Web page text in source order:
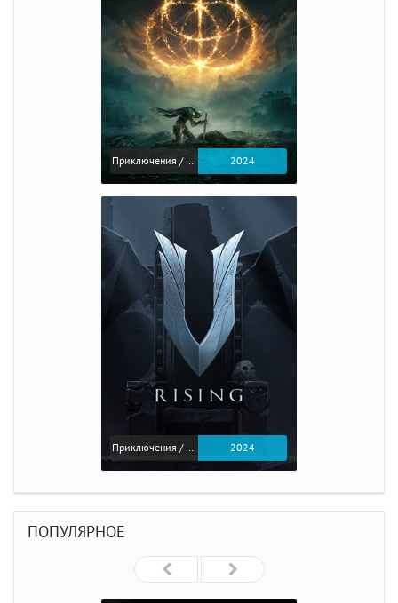
Приключения / Экшен / Ролевые 2024
Приключения / Экшен 2024
ПОПУЛЯРНОЕ